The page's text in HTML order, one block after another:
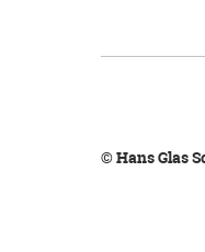
© Hans Glas